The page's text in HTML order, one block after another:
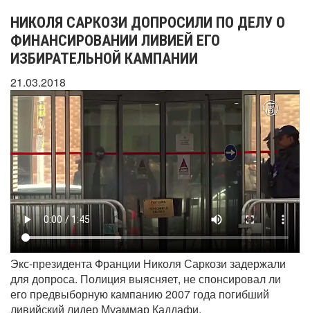
НИКОЛЯ САРКОЗИ ДОПРОСИЛИ ПО ДЕЛУ О
ФИНАНСИРОВАНИИ ЛИВИЕЙ ЕГО
ИЗБИРАТЕЛЬНОЙ КАМПАНИИ
21.03.2018
Экс-президента Франции Николя Саркози задержали
для допроса. Полиция выясняет, не спонсировал ли
его предвыборную кампанию 2007 года погибший
ливийский лидер Муаммар Каддафи.